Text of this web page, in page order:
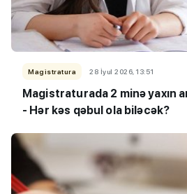
Magistratura 28 İyul 2026, 13:51
Magistraturada 2 minə yaxın
- Hər kəs qəbul ola biləcək?